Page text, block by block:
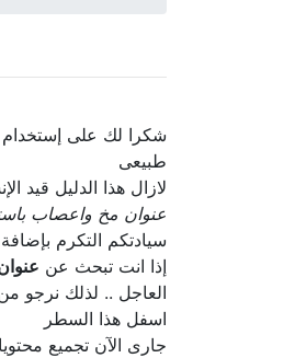
شكرا لك على إستخدام
طبيعى
لازال هذا الدليل قيد
عنوان مخ واعصاب
سيادتكم التكرم
إذا انت تبحث عن
العاجل .. لذلك نرجو
اسفل هذا السطر
جارى الآن تجميع